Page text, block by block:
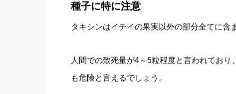
種子に特に注意
タキシンはイチイの果実以外の部分全てに含
人間での致死量が4～5粒程度と言われてお
も危険と言えるでしょう。